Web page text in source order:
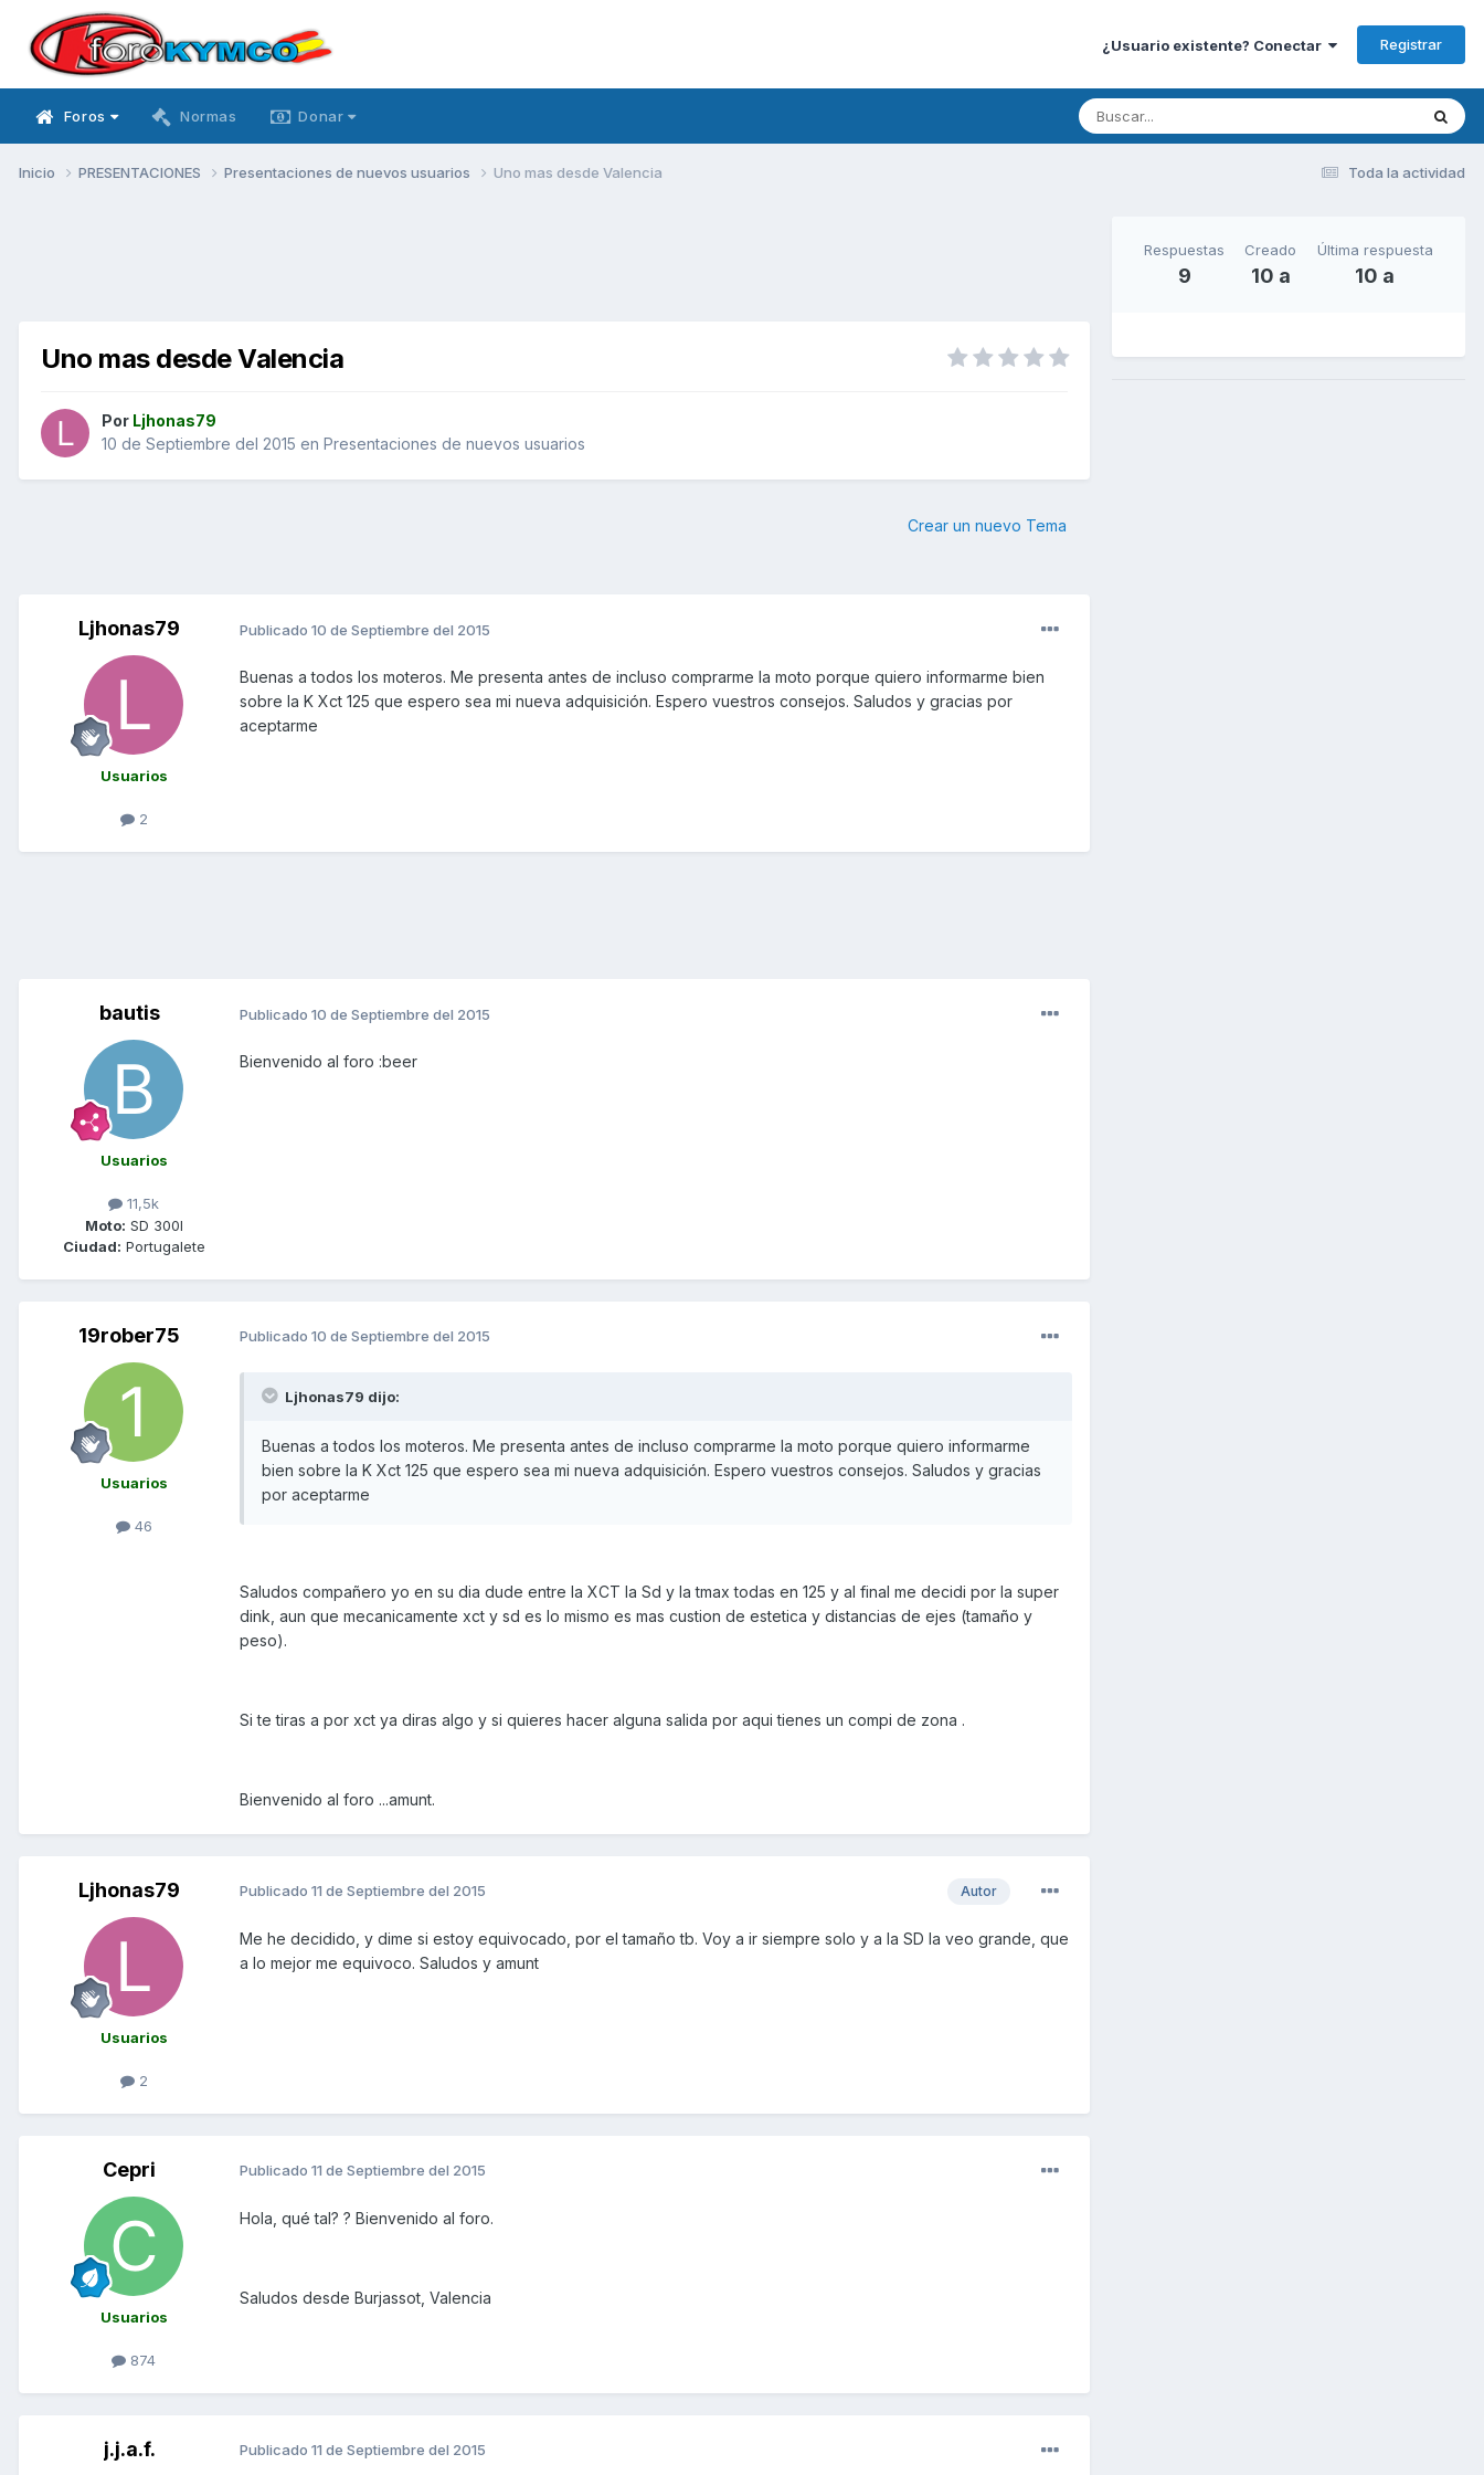
¿Usuario existente? Conectar Registrar
Foros Normas Donar
Toda la actividad
Inicio PRESENTACIONES Presentaciones de nuevos usuarios Uno mas desde Valencia
Uno mas desde Valencia
Por Ljhonas79
10 de Septiembre del 2015 en Presentaciones de nuevos usuarios
Crear un nuevo Tema
Ljhonas79
Usuarios
2
Publicado 10 de Septiembre del 2015
Buenas a todos los moteros. Me presenta antes de incluso comprarme la moto porque quiero informarme bien
sobre la K Xct 125 que espero sea mi nueva adquisición. Espero vuestros consejos. Saludos y gracias por
aceptarme
bautis
Usuarios
11,5k
Moto: SD 300I
Ciudad: Portugalete
Publicado 10 de Septiembre del 2015
Bienvenido al foro :beer
19rober75
Usuarios
46
Publicado 10 de Septiembre del 2015
Ljhonas79 dijo:
Buenas a todos los moteros. Me presenta antes de incluso comprarme la moto porque quiero informarme
bien sobre la K Xct 125 que espero sea mi nueva adquisición. Espero vuestros consejos. Saludos y gracias
por aceptarme
Saludos compañero yo en su dia dude entre la XCT la Sd y la tmax todas en 125 y al final me decidi por la super
dink, aun que mecanicamente xct y sd es lo mismo es mas custion de estetica y distancias de ejes (tamaño y
peso).
Si te tiras a por xct ya diras algo y si quieres hacer alguna salida por aqui tienes un compi de zona .
Bienvenido al foro ...amunt.
Ljhonas79
Usuarios
2
Autor
Publicado 11 de Septiembre del 2015
Me he decidido, y dime si estoy equivocado, por el tamaño tb. Voy a ir siempre solo y a la SD la veo grande, que
a lo mejor me equivoco. Saludos y amunt
Cepri
Usuarios
874
Publicado 11 de Septiembre del 2015
Hola, qué tal? ? Bienvenido al foro.
Saludos desde Burjassot, Valencia
j.j.a.f. Publicado 11 de Septiembre del 2015
Respuestas
9
Creado
10 a
Última respuesta
10 a